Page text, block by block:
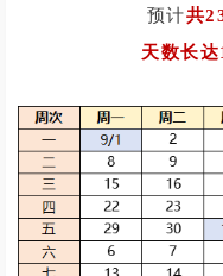
预计共
天数长达